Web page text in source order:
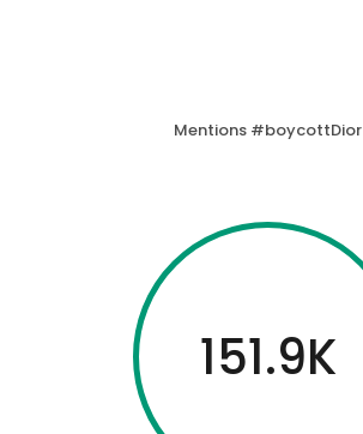
Mentions #boycottDior
151.9K